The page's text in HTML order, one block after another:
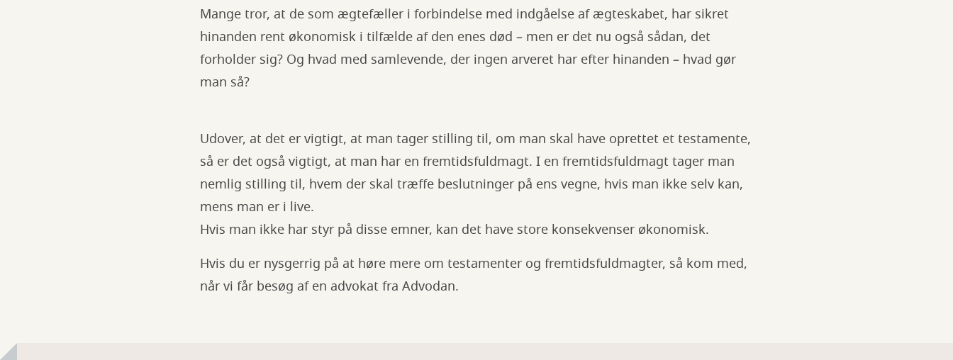
Mange tror, at de som ægtefæller i forbindelse med indgåelse af ægteskabet, har sikret
hinanden rent økonomisk i tilfælde af den enes død – men er det nu også sådan, det
forholder sig? Og hvad med samlevende, der ingen arveret har efter hinanden – hvad gør
man så?
Udover, at det er vigtigt, at man tager stilling til, om man skal have oprettet et testamente,
så er det også vigtigt, at man har en fremtidsfuldmagt. I en fremtidsfuldmagt tager man
nemlig stilling til, hvem der skal træffe beslutninger på ens vegne, hvis man ikke selv kan,
mens man er i live.
Hvis man ikke har styr på disse emner, kan det have store konsekvenser økonomisk.
Hvis du er nysgerrig på at høre mere om testamenter og fremtidsfuldmagter, så kom med,
når vi får besøg af en advokat fra Advodan.